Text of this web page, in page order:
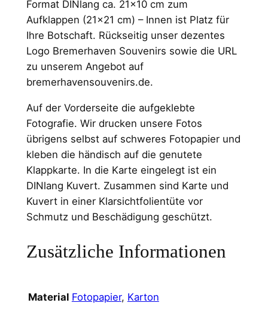
Format DINlang ca. 21×10 cm zum
Aufklappen (21×21 cm) – Innen ist Platz für
Ihre Botschaft. Rückseitig unser dezentes
Logo Bremerhaven Souvenirs sowie die URL
zu unserem Angebot auf
bremerhavensouvenirs.de.
Auf der Vorderseite die aufgeklebte
Fotografie. Wir drucken unsere Fotos
übrigens selbst auf schweres Fotopapier und
kleben die händisch auf die genutete
Klappkarte. In die Karte eingelegt ist ein
DINlang Kuvert. Zusammen sind Karte und
Kuvert in einer Klarsichtfolientüte vor
Schmutz und Beschädigung geschützt.
Zusätzliche Informationen
Material Fotopapier, Karton